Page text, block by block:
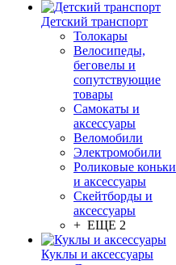
Детский транспорт
Толокары
Велосипеды,
беговелы и
сопутствующие
товары
Самокаты и
аксессуары
Веломобили
Электромобили
Роликовые коньки
и аксессуары
Скейтборды и
аксессуары
+ ЕЩЕ 2
Куклы и аксессуары